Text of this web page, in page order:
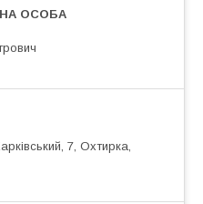
7, Охтирка,